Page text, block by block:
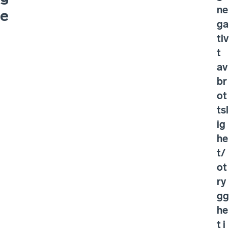
e
ne
ga
tiv
t
av
br
ot
tsl
ig
he
t/
ot
ry
gg
he
t i